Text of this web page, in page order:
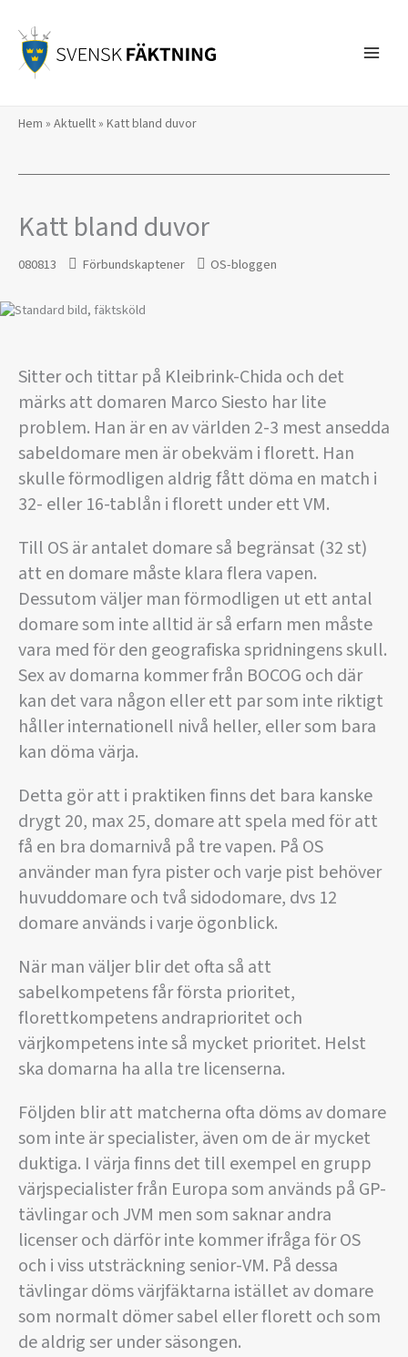
innehåll
Hem » Aktuellt» Katt bland duvor
Katt bland duvor
080813 Förbundskaptener OS-bloggen
Sitter och tittar på Kleibrink-Chida och det
märks att domaren Marco Siesto har lite
problem. Han är en av världen 2-3 mest ansedda
sabeldomare men är obekväm i florett. Han
skulle förmodligen aldrig fått döma en match i
32- eller 16-tablån i florett under ett VM.
Till OS är antalet domare så begränsat (32 st)
att en domare måste klara flera vapen.
Dessutom väljer man förmodligen ut ett antal
domare som inte alltid är så erfarn men måste
vara med för den geografiska spridningens skull.
Sex av domarna kommer från BOCOG och där
kan det vara någon eller ett par som inte riktigt
håller internationell nivå heller, eller som bara
kan döma värja.
Detta gör att i praktiken finns det bara kanske
drygt 20, max 25, domare att spela med för att
få en bra domarnivå på tre vapen. På OS
använder man fyra pister och varje pist behöver
huvuddomare och två sidodomare, dvs 12
domare används i varje ögonblick.
När man väljer blir det ofta så att
sabelkompetens får första prioritet,
florettkompetens andraprioritet och
värjkompetens inte så mycket prioritet. Helst
ska domarna ha alla tre licenserna.
Följden blir att matcherna ofta döms av domare
som inte är specialister, även om de är mycket
duktiga. I värja finns det till exempel en grupp
värjspecialister från Europa som används på GP-
tävlingar och JVM men som saknar andra
licenser och därför inte kommer ifråga för OS
och i viss utsträckning senior-VM. På dessa
tävlingar döms värjfäktarna istället av domare
som normalt dömer sabel eller florett och som
de aldrig ser under säsongen.